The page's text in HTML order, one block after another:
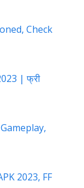
Check
| फ्री
2023, FF